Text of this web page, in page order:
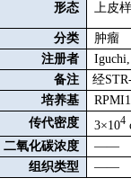
形态 上皮样
分类
肿瘤
注册者
备注
经
培养基
传代密度
3×104
二氧化碳浓度
——
组织类型
——